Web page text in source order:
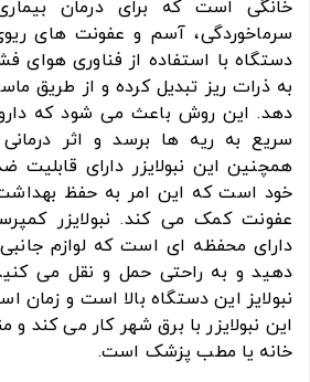
خانگی است که برای درمان
سرماخوردگی، آسم و عفونت های
دستگاه با استفاده از فناوری هوای
به ذرات ریز تبدیل کرده و از طریق
دهد. این روش باعث می شود که
سریع به ریه ها برسد و اثر درمانی
همچنین این نبولایزر دارای
خود است که این امر به حفظ بهداشت
دارای محفظه ای است که لوازم
دهید و به راحتی حمل و نقل می
نبولایز این دستگاه بالا است و زمان
این نبولایزر با برق شهر کار می کند و
خانه یا مطب پزشک است.